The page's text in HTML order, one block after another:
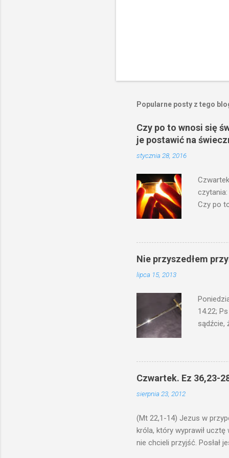
Popularne posty z tego
Czy po to wnosi się
je postawić na
stycznia 28, 2016
czytania:
Czy po
niechaj
ma. W
by je
Nie przyszedłem
lipca 15, 2013
14.22;
sądźcie,
syna lub
jest
je. Kto
Czwartek. Ez 36,23-
sierpnia 23, 2012
(Mt 22,1-14) Jezus w
króla, który wyprawił ucztę
nie chcieli przyjść. Posłał